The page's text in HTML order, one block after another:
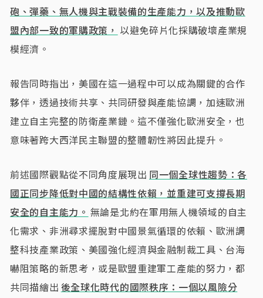
砲、彈藥、無人機與主戰裝備的生產能力，以及推動歐
盟內部一致的軍購政策， 以避免碎片化採購破壞產業規
模經濟。
報告同時指出，美國在這一過程中可以成為關鍵的合作
夥伴，透過技術共享、共同研發與產能協調，加速歐洲
建立自主完整的防衛產業鏈。這不僅強化歐洲安全，也
意味著跨大西洋民主聯盟的整體韌性將因此提升。
前述國際觀點從不同角度展現出 同一個全球性趨勢：各
國正同步降低對中國的結構性依賴，並重建可支撐長期
安全的自主能力。 無論是北約在軍用無人機領域的自主
化需求、非洲尋求擺脫對中國景氣循環的依賴、歐洲調
整科技產業政策、美國強化經濟與金融制裁工具、台海
嚇阻策略的新思考，或是歐盟重建軍工產能的努力，都
共同描繪出 後全球化時代的國際秩序：一個以風險分